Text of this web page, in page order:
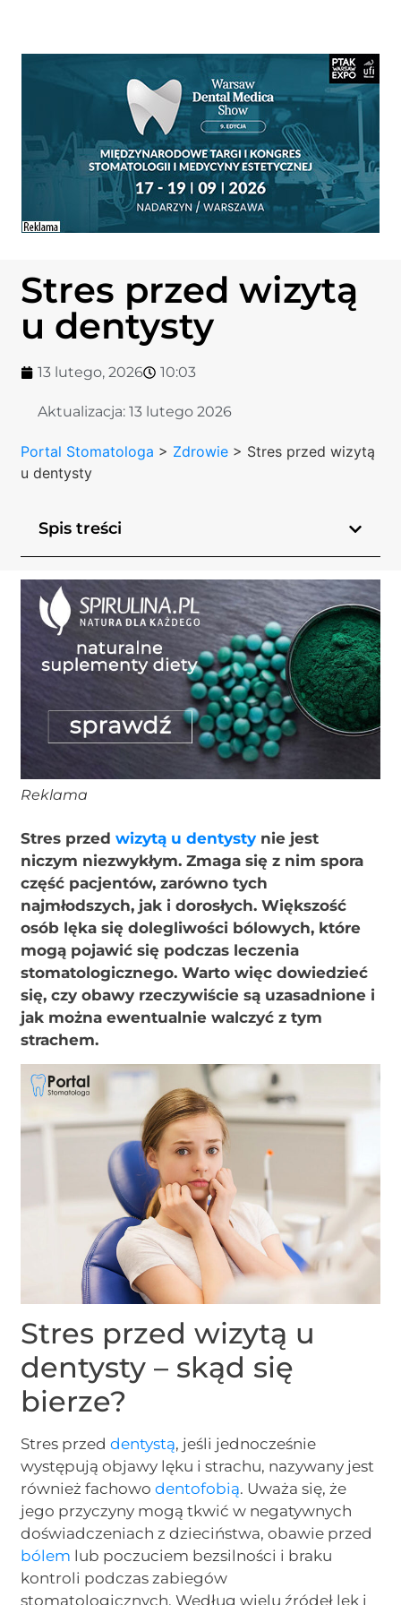
Stres przed wizytą
u dentysty
13 lutego, 2026 10:03
Aktualizacja:13 lutego 2026
Portal Stomatologa > Zdrowie > Stres przed wizytą
u dentysty
Spis treści
Reklama
Stres przedwizytą u dentysty nie jest
niczym niezwykłym. Zmaga się z nim spora
część pacjentów, zarówno tych
najmłodszych, jak i dorosłych. Większość
osób lęka się dolegliwości bólowych, które
mogą pojawić się podczas leczenia
stomatologicznego. Warto więc dowiedzieć
się, czy obawy rzeczywiście są uzasadnione i
jak można ewentualnie walczyć z tym
strachem.
Stres przed wizytą u
dentysty – skąd się
bierze?
Stres przeddentystą, jeśli jednocześnie
występują objawy lęku i strachu, nazywany jest
również fachowodentofobią. Uważa się, że
jego przyczyny mogą tkwić w negatywnych
doświadczeniach z dzieciństwa, obawie przed
bólem lub poczuciem bezsilności i braku
kontroli podczas zabiegów
stomatologicznych. Według wielu źródeł lęk i